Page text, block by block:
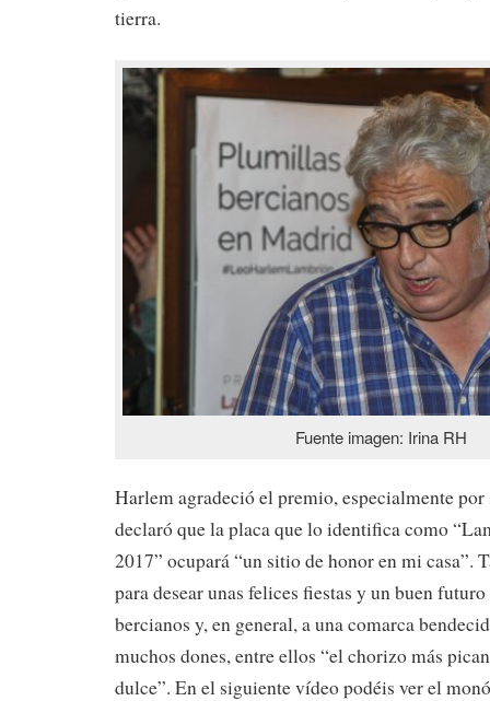
tierra.
Fuente imagen: Irina RH
Harlem agradeció el premio, especialmente por
declaró que la placa que lo identifica como
2017” ocupará “un sitio de honor en mi casa”.
para desear unas felices fiestas y un buen
bercianos y, en general, a una comarca
muchos dones, entre ellos “el chorizo más
dulce”. En el siguiente vídeo podéis ver el